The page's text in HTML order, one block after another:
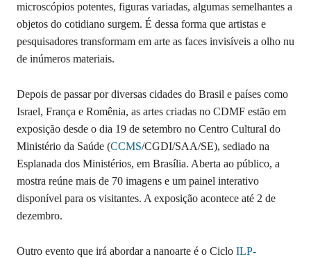
microscópios potentes, figuras variadas, algumas semelhantes a
objetos do cotidiano surgem. É dessa forma que artistas e
pesquisadores transformam em arte as faces invisíveis a olho nu
de inúmeros materiais.
Depois de passar por diversas cidades do Brasil e países como
Israel, França e Romênia, as artes criadas no CDMF estão em
exposição desde o dia 19 de setembro no Centro Cultural do
Ministério da Saúde (CCMS/CGDI/SAA/SE), sediado na
Esplanada dos Ministérios, em Brasília. Aberta ao público, a
mostra reúne mais de 70 imagens e um painel interativo
disponível para os visitantes. A exposição acontece até 2 de
dezembro.
Outro evento que irá abordar a nanoarte é o Ciclo ILP-